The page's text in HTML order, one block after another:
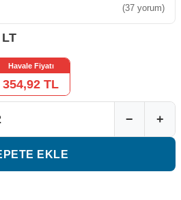
(37 yorum)
Havale Fiyatı
354,92 TL
− +
EKLE